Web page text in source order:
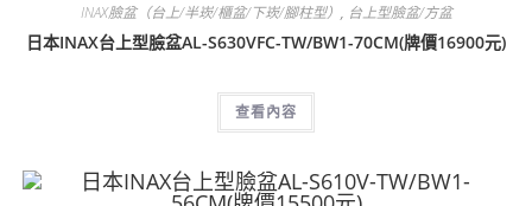
INAX臉盆（台上/半崁/櫃盆/下崁/腳柱型） , 台上型臉盆/方盆
日本INAX台上型臉盆AL-S630VFC-TW/BW1-70CM(牌價16900元)
查看內容